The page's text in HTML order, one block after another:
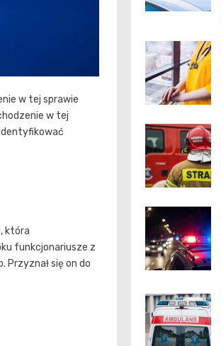
w tej sprawie
w tej
która
funkcjonariusze z
się on do